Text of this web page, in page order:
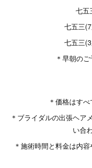
七
七五三
七五三
＊早朝の
＊価格はす
＊ブライダルの出張ヘア
い合
＊施術時間と料金は内